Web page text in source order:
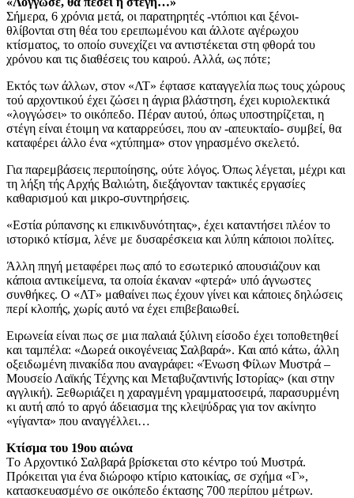
Σήμερα, 6 χρόνια μετά, οι παρατηρητές -ντόπιοι και ξένοι-
θλίβονται στη θέα του ερειπωμένου και άλλοτε αγέρωχου
κτίσματος, το οποίο συνεχίζει να αντιστέκεται στη φθορά του
χρόνου και τις διαθέσεις του καιρού. Αλλά, ως πότε;
Εκτός των άλλων, στον «ΛΤ» έφτασε καταγγελία πως τους χώρους
τού αρχοντικού έχει ζώσει η άγρια βλάστηση, έχει κυριολεκτικά
«λογγώσει» το οικόπεδο. Πέραν αυτού, όπως υποστηρίζεται, η
στέγη είναι έτοιμη να καταρρεύσει, που αν -απευκταίο- συμβεί, θα
καταφέρει άλλο ένα «χτύπημα» στον γηρασμένο σκελετό.
Για παρεμβάσεις περιποίησης, ούτε λόγος. Όπως λέγεται, μέχρι και
τη λήξη τής Αρχής Βαλιώτη, διεξάγονταν τακτικές εργασίες
καθαρισμού και μικρο-συντηρήσεις.
«Εστία ρύπανσης κι επικινδυνότητας», έχει καταντήσει πλέον το
ιστορικό κτίσμα, λένε με δυσαρέσκεια και λύπη κάποιοι πολίτες.
Άλλη πηγή μεταφέρει πως από το εσωτερικό απουσιάζουν και
κάποια αντικείμενα, τα οποία έκαναν «φτερά» υπό άγνωστες
συνθήκες. Ο «ΛΤ» μαθαίνει πως έχουν γίνει και κάποιες δηλώσεις
περί κλοπής, χωρίς αυτό να έχει επιβεβαιωθεί.
Ειρωνεία είναι πως σε μια παλαιά ξύλινη είσοδο έχει τοποθετηθεί
και ταμπέλα: «Δωρεά οικογένειας Σαλβαρά». Και από κάτω, άλλη
οξειδωμένη πινακίδα που αναγράφει: «Ένωση Φίλων Μυστρά –
Μουσείο Λαϊκής Τέχνης και Μεταβυζαντινής Ιστορίας» (και στην
αγγλική). Ξεθωριάζει η χαραγμένη γραμματοσειρά, παρασυρμένη
κι αυτή από το αργό άδειασμα της κλεψύδρας για τον ακίνητο
«γίγαντα» που αναγγέλλει…
Κτίσμα του 19ου αιώνα
Τo Αρχοντικό Σαλβαρά βρίσκεται στο κέντρο τού Μυστρά.
Πρόκειται για ένα διώροφο κτίριο κατοικίας, σε σχήμα «Γ»,
κατασκευασμένο σε οικόπεδο έκτασης 700 περίπου μέτρων.